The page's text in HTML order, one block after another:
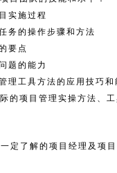
实施过程
务的操作步骤和方法
要点
题的能力
理工具方法的应用技巧和
的项目管理实操方法、
定了解的项目经理及项